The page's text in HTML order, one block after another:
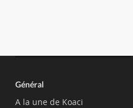
Général
A la une de Koaci